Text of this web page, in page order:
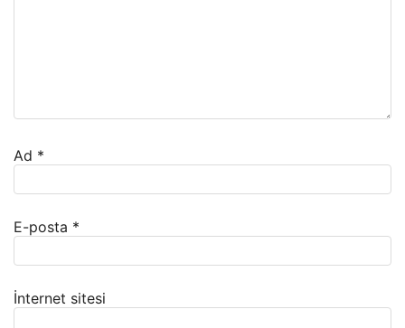
Ad *
E-posta *
İnternet sitesi